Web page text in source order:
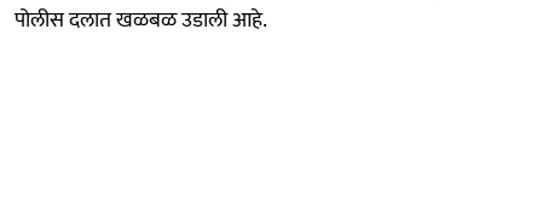
पोलीस दलात खळबळ उडाली आहे.